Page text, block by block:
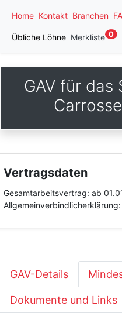
Home Kontakt Branchen
Übliche Löhne Merkliste 0
GAV für das
Vertragsdaten
Gesamtarbeitsvertrag: ab
Allgemeinverbindlicherklärung:
GAV-Details
Dokumente und Links